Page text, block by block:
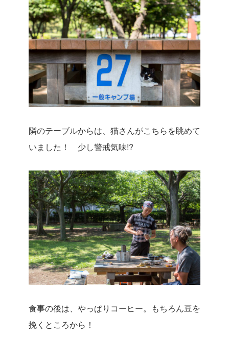
隣のテーブルからは、猫さんがこちらを眺めて
いました！ 少し警戒気味!?
食事の後は、やっぱりコーヒー。もちろん豆を
挽くところから！